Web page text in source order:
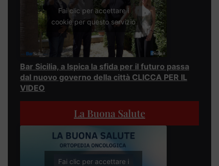
Fai clic per accettare i
cookie per questo servizio
Bar Sicilia, a Ispica la sfida per il futuro passa
dal nuovo governo della città CLICCA PER IL
VIDEO
La Buona Salute
Fai clic per accettare i